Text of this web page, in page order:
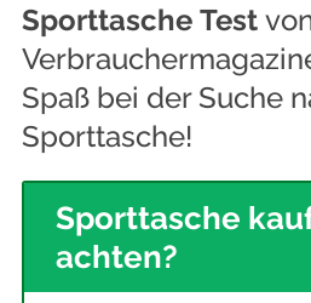
SporttascheTest
Spaß bei der Suche
Sporttasche!
Sporttasche
achten?